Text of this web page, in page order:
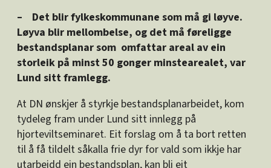
– Det blir fylkeskommunane som må gi løyve.
Løyva blir mellombelse, og det må føreligge
bestandsplanar som omfattar areal av ein
storleik på minst 50 gonger minstearealet, var
Lund sitt framlegg.
At DN ønskjer å styrkje bestandsplanarbeidet, kom
tydeleg fram under Lund sitt innlegg på
hjorteviltseminaret. Eit forslag om å ta bort retten
til å få tildelt såkalla frie dyr for vald som ikkje har
utarbeidd ein bestandsplan, kan bli eit